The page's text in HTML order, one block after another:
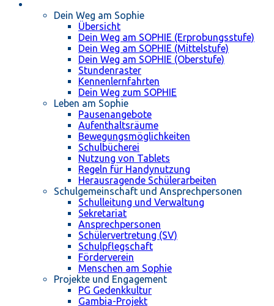
Dein Weg am Sophie
Übersicht
Dein Weg am SOPHIE (Erprobungsstufe)
Dein Weg am SOPHIE (Mittelstufe)
Dein Weg am SOPHIE (Oberstufe)
Stundenraster
Kennenlernfahrten
Dein Weg zum SOPHIE
Leben am Sophie
Pausenangebote
Aufenthaltsräume
Bewegungsmöglichkeiten
Schulbücherei
Nutzung von Tablets
Regeln für Handynutzung
Herausragende Schülerarbeiten
Schulgemeinschaft und Ansprechpersonen
Schulleitung und Verwaltung
Sekretariat
Ansprechpersonen
Schülervertretung (SV)
Schulpflegschaft
Förderverein
Menschen am Sophie
Projekte und Engagement
PG Gedenkkultur
Gambia-Projekt